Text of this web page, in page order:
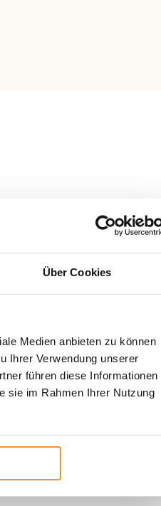
Über Cookies
Medien anbieten zu können
Ihrer Verwendung unserer
führen diese Informationen
sie im Rahmen Ihrer Nutzung